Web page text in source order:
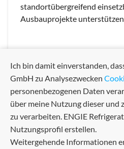
standortübergreifend
Ausbauprojekte
Ich bin damit einverstanden,
GmbH zu Analysezwecken
personenbezogenen Daten
über meine Nutzung dieser und
zu verarbeiten. ENGIE
Nutzungsprofil erstellen.
Weitergehende Informationen